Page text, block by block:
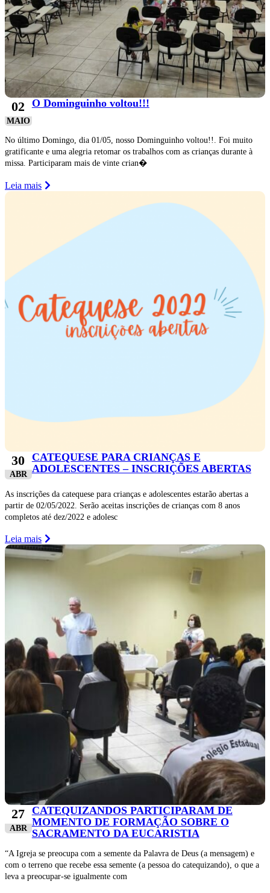
02
MAIO
O Dominguinho voltou!!!
No último Domingo, dia 01/05, nosso Dominguinho voltou!!. Foi muito
gratificante e uma alegria retomar os trabalhos com as crianças durante à
missa. Participaram mais de vinte crian�
Leia mais
30
ABR
CATEQUESE PARA CRIANÇAS E
ADOLESCENTES – INSCRIÇÕES ABERTAS
As inscrições da catequese para crianças e adolescentes estarão abertas a
partir de 02/05/2022. Serão aceitas inscrições de crianças com 8 anos
completos até dez/2022 e adolesc
Leia mais
27
ABR
CATEQUIZANDOS PARTICIPARAM DE
MOMENTO DE FORMAÇÃO SOBRE O
SACRAMENTO DA EUCARISTIA
“A Igreja se preocupa com a semente da Palavra de Deus (a mensagem) e
com o terreno que recebe essa semente (a pessoa do catequizando), o que a
leva a preocupar-se igualmente com